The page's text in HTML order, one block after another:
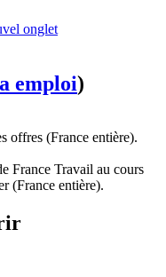
onglet
emploi)
offres (France entière).
France Travail au cours
(France entière).